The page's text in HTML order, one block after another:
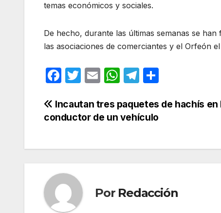
temas económicos y sociales.
De hecho, durante las últimas semanas se
las asociaciones de comerciantes y el Orfeón
F
c
e
o
o
k
T
itt
er
E
ail
W
at
s
p
T
e
gr
m
m
tir
Navegación
entradas
Incautan tres paquetes de hachís en
conductor de un vehículo
Por Redacción